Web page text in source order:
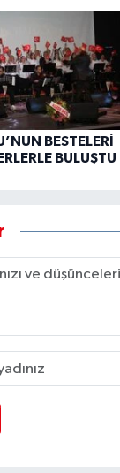
BESTELERİ
BULUŞTU